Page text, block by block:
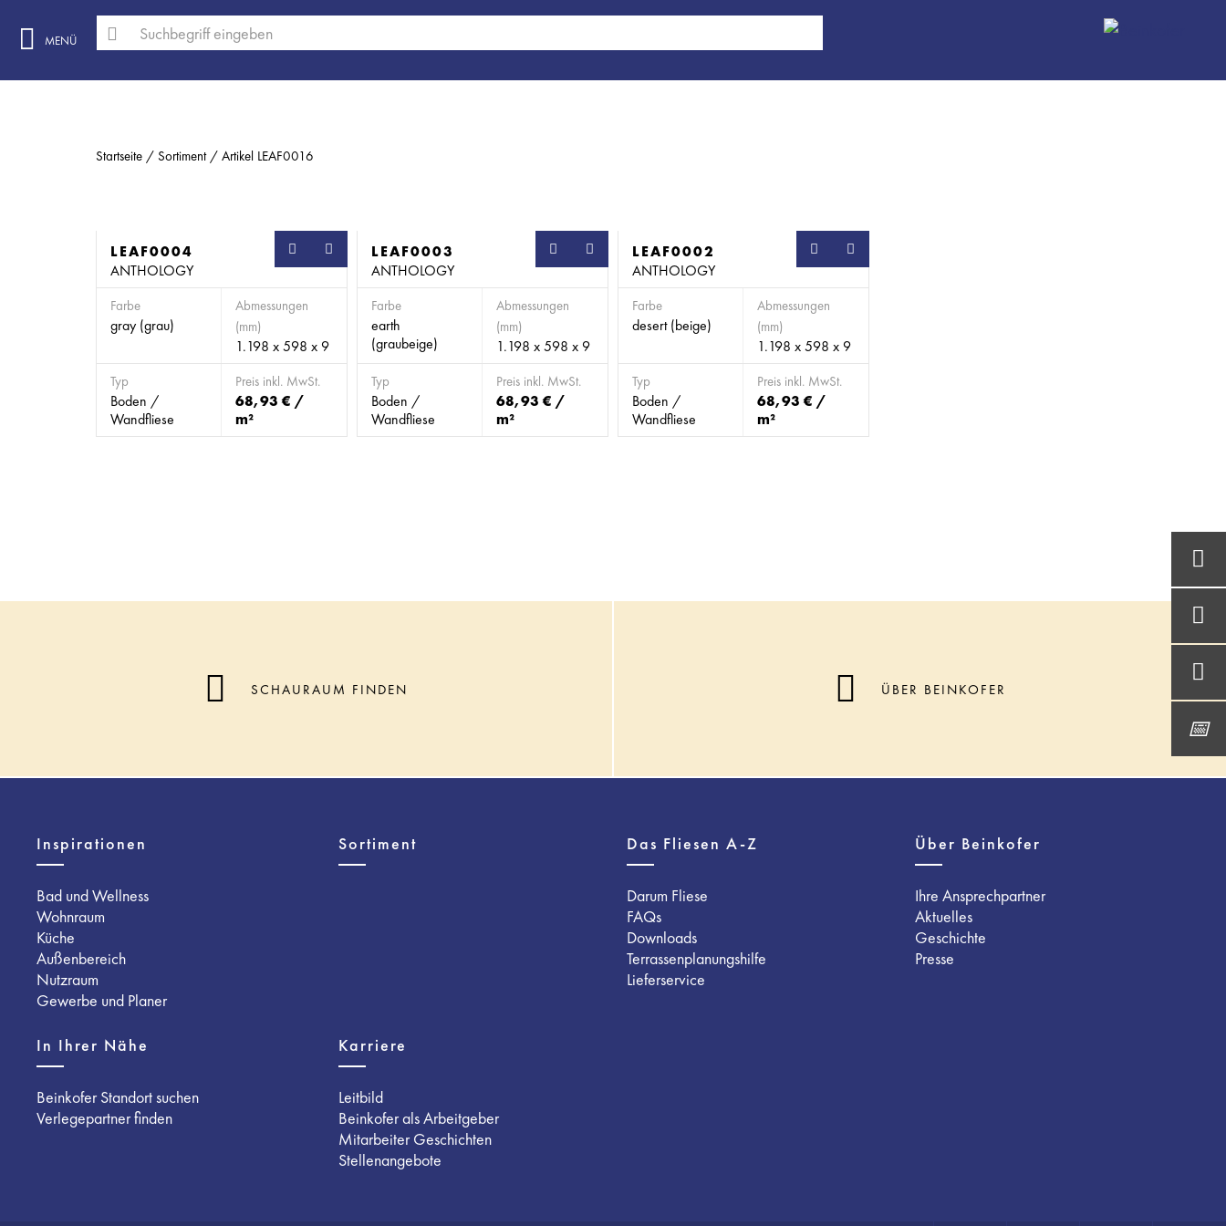
MENÜ
Startseite Sortiment Artikel LEAF0016
LEAF0004
ANTHOLOGY
Farbe
gray (grau)
Abmessungen
(mm)
1.198 x 598 x 9
Typ
Boden /
Wandfliese
Preis inkl. MwSt.
68,93 € /
m²
LEAF0003
ANTHOLOGY
Farbe
earth
(graubeige)
Abmessungen
(mm)
1.198 x 598 x 9
Typ
Boden /
Wandfliese
Preis inkl. MwSt.
68,93 € /
m²
LEAF0002
ANTHOLOGY
Farbe
desert (beige)
Abmessungen
(mm)
1.198 x 598 x 9
Typ
Boden /
Wandfliese
Preis inkl. MwSt.
68,93 € /
m²
SCHAURAUM FINDEN ÜBER BEINKOFER
Inspirationen
Bad und Wellness
Wohnraum
Küche
Außenbereich
Nutzraum
Gewerbe und Planer
Sortiment Das Fliesen A-Z
Darum Fliese
FAQs
Downloads
Terrassenplanungshilfe
Lieferservice
Über Beinkofer
Ihre Ansprechpartner
Aktuelles
Geschichte
Presse
In Ihrer Nähe
Beinkofer Standort suchen
Verlegepartner finden
Karriere
Leitbild
Beinkofer als Arbeitgeber
Mitarbeiter Geschichten
Stellenangebote